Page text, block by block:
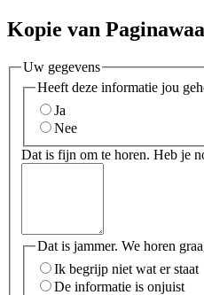
Kopie van
Uw gegevens
Heeft deze informatie jou
Ja
Nee
Dat is fijn om te horen. Heb je
Dat is jammer. We horen
Ik begrijp niet wat er staat
De informatie is onjuist